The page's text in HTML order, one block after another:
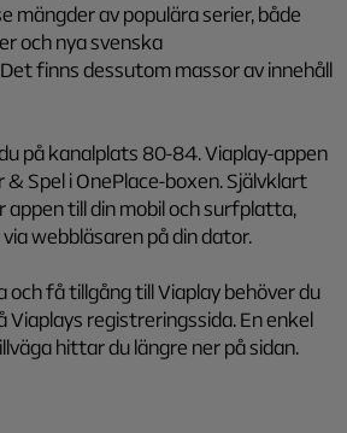
mängder av populära serier, både
och nya svenska
finns dessutom massor av innehåll
på kanalplats 80-84. Viaplay-appen
Spel i OnePlace-boxen. Självklart
appen till din mobil och surfplatta,
webbläsaren på din dator.
och få tillgång till Viaplay behöver du
registreringssida. En enkel
hittar du längre ner på sidan.